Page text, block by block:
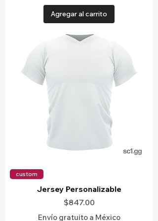
Agregar al carrito
custom
Jersey Personalizable
Precio
$847.00
Envío gratuito a México